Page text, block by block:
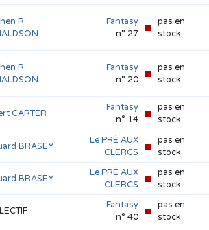
R.
Fantasy
n° 27
pas en
stock
R.
Fantasy
n° 20
pas en
stock
CARTER
Fantasy
n° 14
pas en
stock
BRASEY
Le PRÉ AUX
CLERCS
pas en
stock
BRASEY
Le PRÉ AUX
CLERCS
pas en
stock
Fantasy
n° 40
pas en
stock